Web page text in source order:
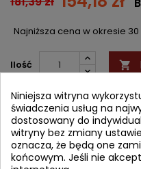
Najniższa cena w okresie
Ilość 
Od 4 do 6 tygodni
Udostępnij
Niniejsza witryna
świadczenia usług na
dostosowany do
witryny bez zmiany
oznacza, że będą one
końcowym. Jeśli nie